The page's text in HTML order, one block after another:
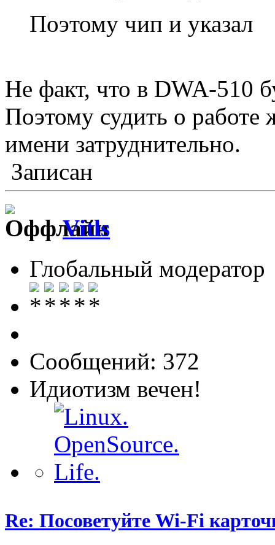
Поэтому чип и указал
Не факт, что в DWA-510
Поэтому судить о работе
имени затруднительно.
Записан
Vitls
Глобальный модератор
Сообщений: 372
Идиотизм вечен!
Re: Посоветуйте Wi-Fi